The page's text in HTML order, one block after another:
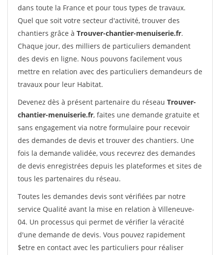
dans toute la France et pour tous types de travaux.
Quel que soit votre secteur d'activité, trouver des
chantiers grâce à Trouver-chantier-menuiserie.fr.
Chaque jour, des milliers de particuliers demandent
des devis en ligne. Nous pouvons facilement vous
mettre en relation avec des particuliers demandeurs de
travaux pour leur Habitat.
Devenez dès à présent partenaire du réseau Trouver-
chantier-menuiserie.fr, faites une demande gratuite et
sans engagement via notre formulaire pour recevoir
des demandes de devis et trouver des chantiers. Une
fois la demande validée, vous recevrez des demandes
de devis enregistrées depuis les plateformes et sites de
tous les partenaires du réseau.
Toutes les demandes devis sont vérifiées par notre
service Qualité avant la mise en relation à Villeneuve-
04. Un processus qui permet de vérifier la véracité
d'une demande de devis. Vous pouvez rapidement
$etre en contact avec les particuliers pour réaliser